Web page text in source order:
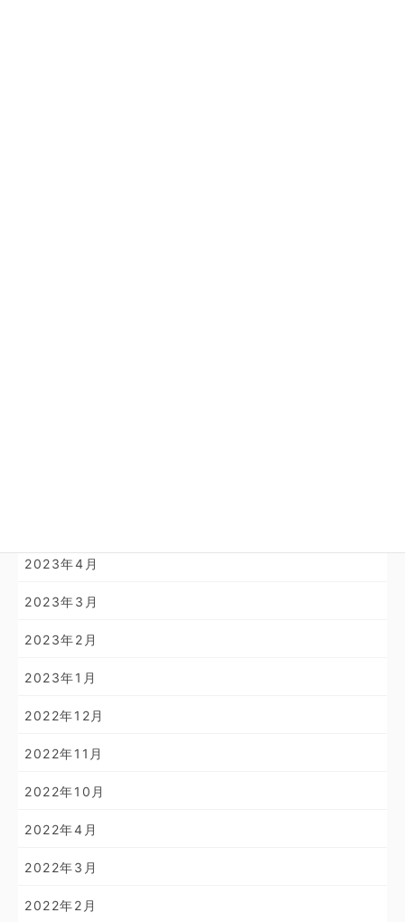
2023年4月
2023年3月
2023年2月
2023年1月
2022年12月
2022年11月
2022年10月
2022年4月
2022年3月
2022年2月